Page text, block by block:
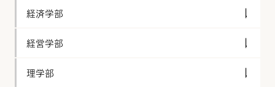
経済学部
経営学部
理学部